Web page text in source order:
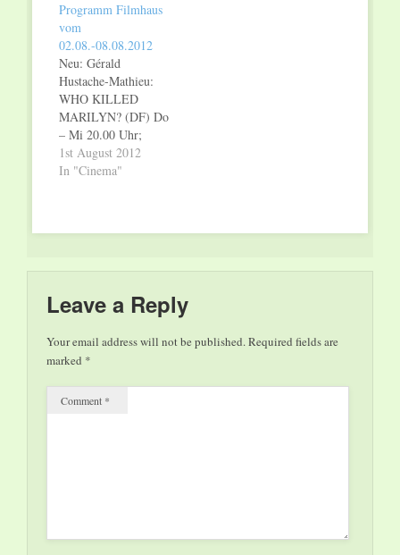
Oliver Haardt: the
united states of
hoodoo (OmU) Do
19.00, Fr 21.00, So –
Mi 21.00 Uhr;
Dewald & Lammert:
global viral…
Programm Filmhaus
vom
02.08.-08.08.2012
Neu: Gérald
Hustache-Mathieu:
WHO KILLED
MARILYN? (DF) Do
– Mi 20.00 Uhr;
Nicola Bellucci: IM
GARTEN DER
McGrady: WAGNER
& ME (OmU) Do +
1st August 2012
In "Cinema"
Leave a Reply
Your email address will not be published.Required fields are
marked *
Comment *